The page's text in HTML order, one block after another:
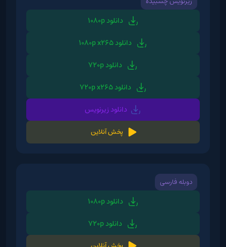
دانلود 1080p
دانلود 1080p x265
دانلود 720p
دانلود 720p x265
دانلود زیرنویس
پخش آنلاین
دوبله فارسی
دانلود 1080p
دانلود 720p